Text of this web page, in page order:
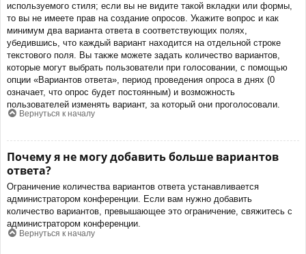
используемого стиля; если вы не видите такой вкладки или формы,
то вы не имеете прав на создание опросов. Укажите вопрос и как
минимум два варианта ответа в соответствующих полях,
убедившись, что каждый вариант находится на отдельной строке
текстового поля. Вы также можете задать количество вариантов,
которые могут выбрать пользователи при голосовании, с помощью
опции «Вариантов ответа», период проведения опроса в днях (0
означает, что опрос будет постоянным) и возможность
пользователей изменять вариант, за который они проголосовали.
Вернуться к началу
Почему я не могу добавить больше вариантов
ответа?
Ограничение количества вариантов ответа устанавливается
администратором конференции. Если вам нужно добавить
количество вариантов, превышающее это ограничение, свяжитесь с
администратором конференции.
Вернуться к началу